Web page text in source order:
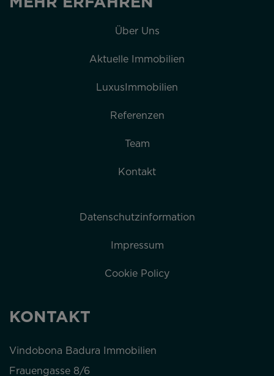
Über Uns
Aktuelle Immobilien
LuxusImmobilien
Referenzen
Team
Kontakt
Datenschutzinformation
Impressum
Cookie Policy
KONTAKT
Vindobona Badura Immobilien
Frauengasse 8/6